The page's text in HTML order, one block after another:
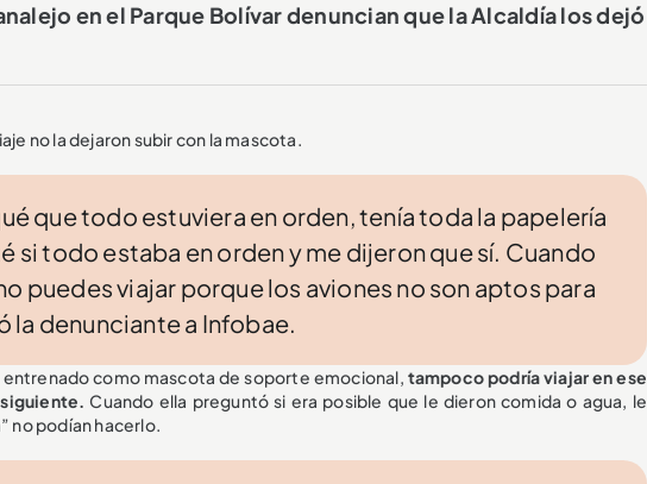
en el Parque Bolívar denuncian que la Alcaldía los dejó
no la dejaron subir con la mascota.
que todo estuviera en orden, tenía toda la papelería
si todo estaba en orden y me dijeron que sí. Cuando
puedes viajar porque los aviones no son aptos para
la denunciante a Infobae.
como mascota de soporte emocional, tampoco podría viajar en ese
Cuando ella preguntó si era posible que le dieron comida o agua, le
no podían hacerlo.